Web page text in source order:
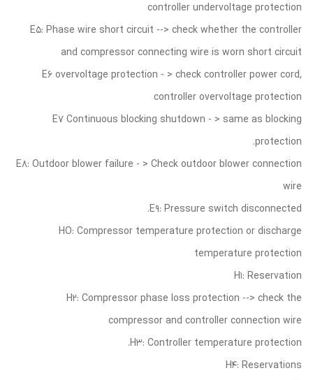
controller undervoltage protection
E5: Phase wire short circuit --> check whether the controller
and compressor connecting wire is worn short circuit
E6 overvoltage protection - > check controller power cord,
controller overvoltage protection
E7 Continuous blocking shutdown - > same as blocking
protection.
E8: Outdoor blower failure - > Check outdoor blower connection
wire
E9: Pressure switch disconnected.
HO: Compressor temperature protection or discharge
temperature protection
H1: Reservation
H2: Compressor phase loss protection --> check the
compressor and controller connection wire
H3: Controller temperature protection.
H4: Reservations